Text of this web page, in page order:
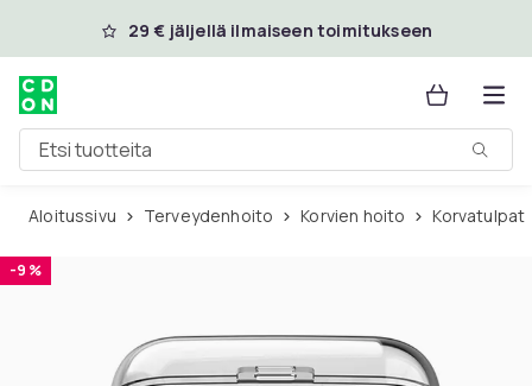
Ohita ja siirry pääsisältöön
29 € jäljellä ilmaiseen toimitukseen
Etsi tuotteita
Aloitussivu Terveydenhoito Korvien hoito Korvatulpat
-9 %